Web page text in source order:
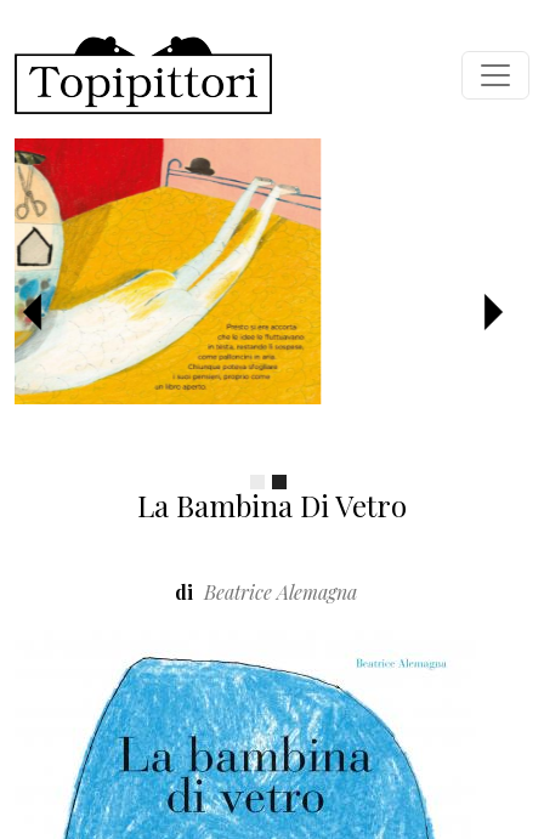
Precedente
La Bambina Di Vetro
di Beatrice Alemagna